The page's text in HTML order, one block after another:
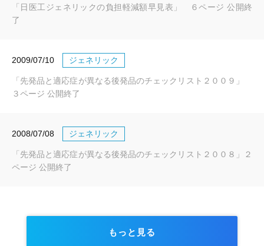
「日医工ジェネリックの負担軽減額早見表」 ６ページ 公開終
了
2009/07/10 ジェネリック
「先発品と適応症が異なる後発品のチェックリスト２００９」
３ページ 公開終了
2008/07/08 ジェネリック
「先発品と適応症が異なる後発品のチェックリスト２００８」２
ページ 公開終了
もっと見る